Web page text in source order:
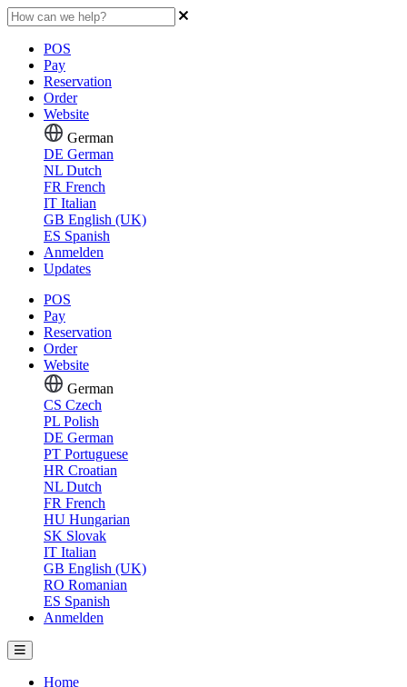
POS
Pay
Reservation
Order
Website
German
DE German
NL Dutch
FR French
IT Italian
GB English (UK)
ES Spanish
Anmelden
Updates
POS
Pay
Reservation
Order
Website
German
CS Czech
PL Polish
DE German
PT Portuguese
HR Croatian
NL Dutch
FR French
HU Hungarian
SK Slovak
IT Italian
GB English (UK)
RO Romanian
ES Spanish
Anmelden
Home